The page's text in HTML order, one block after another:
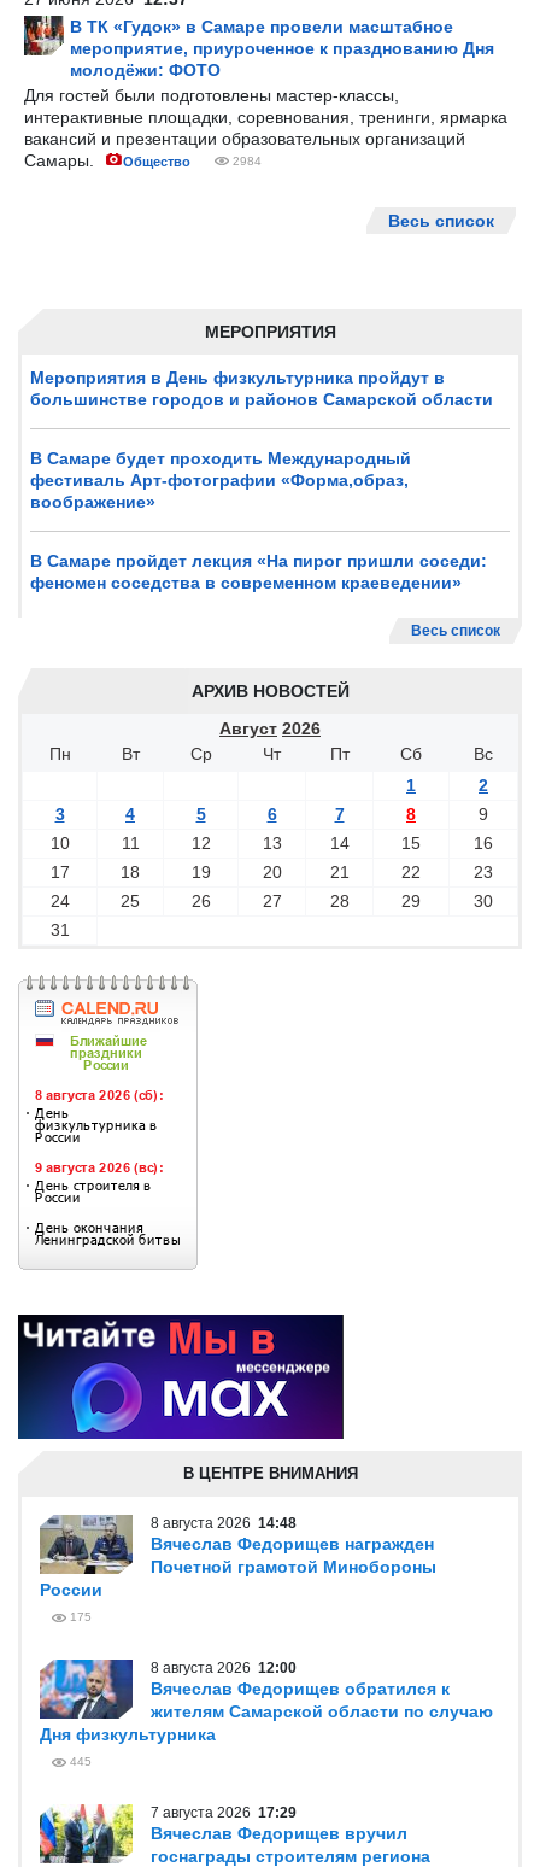
МЕРОПРИЯТИЯ
Мероприятия в День физкультурника пройдут в
большинстве городов и районов Самарской области
В Самаре будет проходить Международный
фестиваль Арт-фотографии «Форма,образ,
воображение»
В Самаре пройдет лекция «На пирог пришли соседи:
феномен соседства в современном краеведении»
Весь список
АРХИВ НОВОСТЕЙ
Август 2026
Пн
Вт Ср Чт Пт Сб
Вс
1
2
3
4 5 6 7 8
9
10
11 12 13 14 15
16
17
18 19 20 21 22
23
24
25 26 27 28 29
30
31
В ТК «Гудок» в Самаре провели масштабное
мероприятие, приуроченное к празднованию Дня
молодёжи: ФОТО
Для гостей были подготовлены мастер-классы,
интерактивные площадки, соревнования, тренинги, ярмарка
вакансий и презентации образовательных организаций
Самары.
Общество 2984
Весь список
В ЦЕНТРЕ ВНИМАНИЯ
8 августа 2026 14:48
Вячеслав Федорищев награжден
Почетной грамотой Минобороны
России
175
8 августа 2026 12:00
Вячеслав Федорищев обратился к
жителям Самарской области по случаю
Дня физкультурника
445
7 августа 2026 17:29
Вячеслав Федорищев вручил
госнаграды строителям региона